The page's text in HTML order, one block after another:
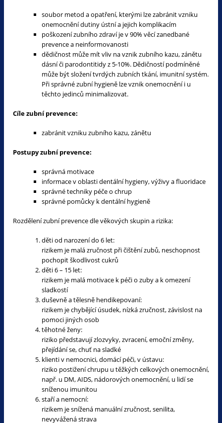
soubor metod a opatření, kterými lze zabránit vzniku
onemocnění dutiny ústní a jejich komplikacím
poškození zubního zdraví je v 90% věcí zanedbané
prevence a neinformovanosti
dědičnost může mít vliv na vznik zubního kazu, zánětu
dásní či parodontitidy z 5-10%. Dědičností podmíněné
může být složení tvrdých zubních tkání, imunitní systém.
Při správné zubní hygieně lze vznik onemocnění i u
těchto jedinců minimalizovat.
Cíle zubní prevence:
zabránit vzniku zubního kazu, zánětu
Postupy zubní prevence:
správná motivace
informace v oblasti dentální hygieny, výživy a fluoridace
správné techniky péče o chrup
správné pomůcky k dentální hygieně
Rozdělení zubní prevence dle věkových skupin a rizika:
děti od narození do 6 let:
rizikem je malá zručnost při čištění zubů, neschopnost
pochopit škodlivost cukrů
děti 6 – 15 let:
rizikem je malá motivace k péči o zuby a k omezení
sladkostí
duševně a tělesně hendikepovaní:
rizikem je chybějící úsudek, nízká zručnost, závislost na
pomoci jiných osob
těhotné ženy:
riziko představují zlozvyky, zvracení, emoční změny,
přejídání se, chuť na sladké
klienti v nemocnici, domácí péči, v ústavu:
riziko postižení chrupu u těžkých celkových onemocnění,
např. u DM, AIDS, nádorových onemocnění, u lidí se
sníženou imunitou
staří a nemocní:
rizikem je snížená manuální zručnost, senilita,
nevyvážená strava